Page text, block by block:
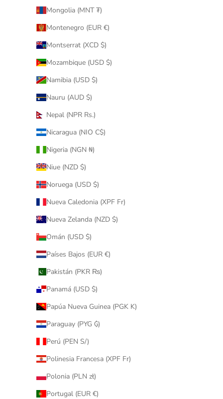
Mongolia (MNT ₮)
Montenegro (EUR €)
Montserrat (XCD $)
Mozambique (USD $)
Namibia (USD $)
Nauru (AUD $)
Nepal (NPR Rs.)
Nicaragua (NIO C$)
Nigeria (NGN ₦)
Niue (NZD $)
Noruega (USD $)
Nueva Caledonia (XPF Fr)
Nueva Zelanda (NZD $)
Omán (USD $)
Países Bajos (EUR €)
Pakistán (PKR ₨)
Panamá (USD $)
Papúa Nueva Guinea (PGK K)
Paraguay (PYG ₲)
Perú (PEN S/)
Polinesia Francesa (XPF Fr)
Polonia (PLN zł)
Portugal (EUR €)